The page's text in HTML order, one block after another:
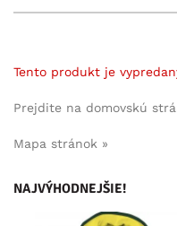
Tento produkt je
Prejdite na domovskú
Mapa stránok »
NAJVÝHODNEJŠIE!